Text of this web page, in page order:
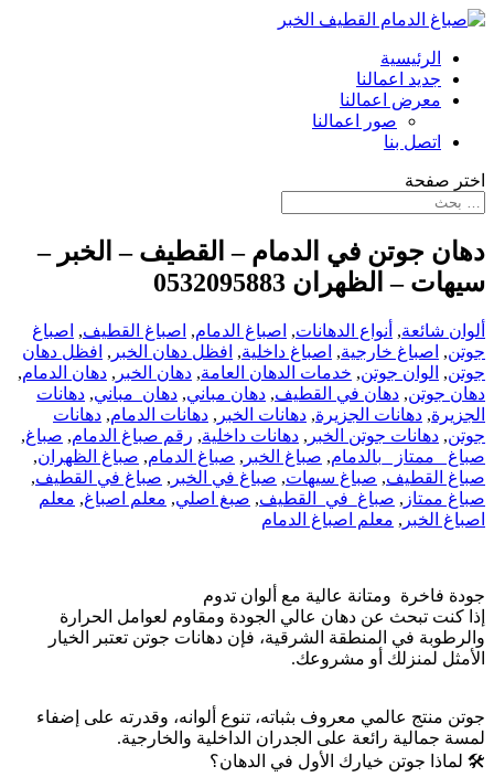
الرئيسية
جديد اعمالنا
معرض اعمالنا
صور اعمالنا
اتصل بنا
اختر صفحة
دهان جوتن في الدمام – القطيف – الخبر –
سيهات – الظهران 0532095883
ألوان شائعة, أنواع الدهانات, اصباغ الدمام, اصباغ القطيف, اصباغ
جوتن, اصباغ خارجية, اصباغ داخلية, افظل دهان الخبر , افظل دهان
جوتن, الوان جوتن, خدمات الدهان العامة, دهان الخبر , دهان الدمام,
دهان جوتن, دهان في القطيف, دهان مباني, دهان_مباني, دهانات
الجزيرة, دهانات الجزيرة, دهانات الخبر , دهانات الدمام, دهانات
جوتن, دهانات جوتن الخبر , دهانات داخلية, رقم صباغ الدمام, صباغ,
صباغ _ممتاز _بالدمام, صباغ الخبر , صباغ الدمام, صباغ الظهران,
صباغ القطيف, صباغ سيهات, صباغ في الخبر , صباغ في القطيف,
صباغ ممتاز , صباغ_في_القطيف, صبغ اصلي, معلم اصباغ, معلم
اصباغ الخبر , معلم اصباغ الدمام
جودة فاخرة ومتانة عالية مع ألوان تدوم
إذا كنت تبحث عن دهان عالي الجودة ومقاوم لعوامل الحرارة
والرطوبة في المنطقة الشرقية، فإن دهانات جوتن تعتبر الخيار
الأمثل لمنزلك أو مشروعك.
جوتن منتج عالمي معروف بثباته، تنوع ألوانه، وقدرته على إضفاء
لمسة جمالية رائعة على الجدران الداخلية والخارجية.
🛠 لماذا جوتن خيارك الأول في الدهان؟